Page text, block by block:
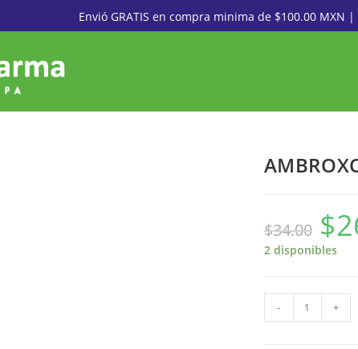
Envió GRATIS en compra minima de $100.00 MXN
$34.00 $
2 disponibles
- +